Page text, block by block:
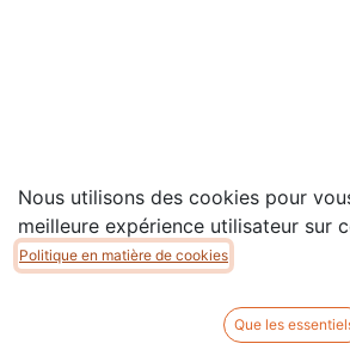
- Le #1Open
Nous utilisons des cookies pour
meilleure expérience utilisateur sur
Politique en matière de cookies
Que les